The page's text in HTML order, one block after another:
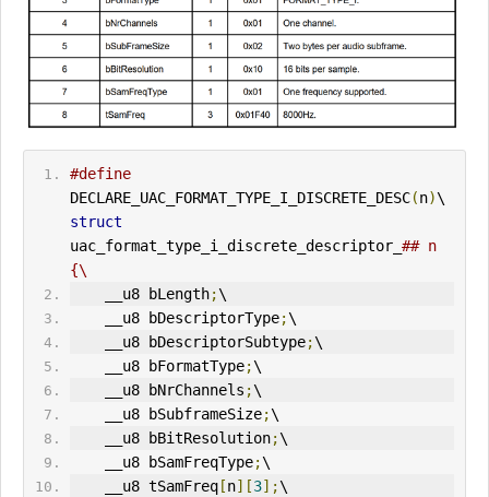
#define
DECLARE_UAC_FORMAT_TYPE_I_DISCRETE_DESC(n)
struct
uac_format_type_i_discrete_descriptor_ ## n
{\
    __u8 bLength
;\
    __u8 bDescriptorType
;\
    __u8 bDescriptorSubtype
;\
    __u8 bFormatType
;\
    __u8 bNrChannels
;\
    __u8 bSubframeSize
;\
    __u8 bBitResolution
;\
    __u8 bSamFreqType
;\
    __u8 tSamFreq
[n][3];\